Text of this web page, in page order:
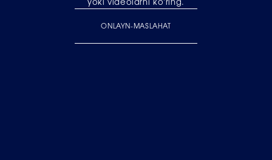
yoki videolarni ko'ring.
ONLAYN-MASLAHAT